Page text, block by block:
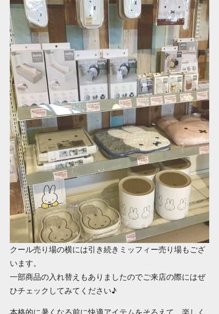
クール売り場の横には引き続きミッフィー売り場もござ
います。
一部商品の入れ替えもありましたのでご来店の際にはぜ
ひチェックしてみてください♪